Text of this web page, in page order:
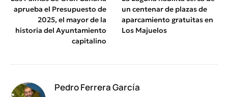
aprueba el Presupuesto de
2025, el mayor de la
historia del Ayuntamiento
capitalino
un centenar de plazas de
aparcamiento gratuitas en
Los Majuelos
Pedro Ferrera García